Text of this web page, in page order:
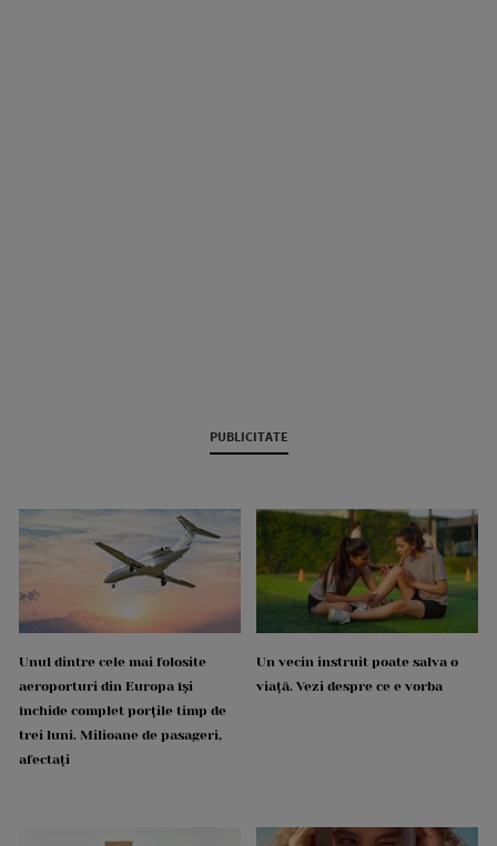
PUBLICITATE
Unul dintre cele mai folosite
aeroporturi din Europa își
închide complet porțile timp de
trei luni. Milioane de pasageri,
afectați
Un vecin instruit poate salva o
viață. Vezi despre ce e vorba